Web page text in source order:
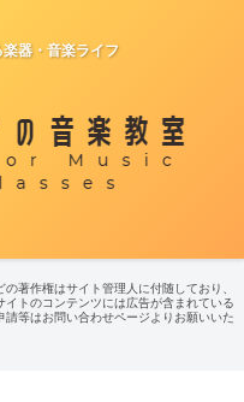
器・音楽ライフ
著作権はサイト管理人に付随しており、
トのコンテンツには広告が含まれている
等はお問い合わせページよりお願いいた